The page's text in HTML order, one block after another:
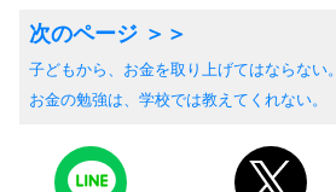
子どもから、お金を取り上げてはならない。
お金の勉強は、学校では教えてくれない。